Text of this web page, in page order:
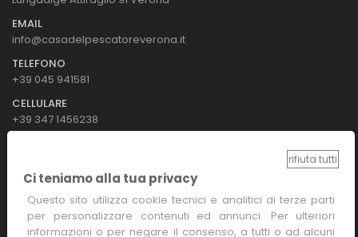
EMAIL
info@casadelpescatoreverona.it
TELEFONO
+39 045 941581
CELLULARE
+39 347 1456238
rifiuta tutti
Ci teniamo alla tua privacy
Questo sito utilizza cookie tecnici e analitici di terze parti
per personalizzare contenuti ed annunci. Per ulteriori
informazioni o per negare il consenso, a tutti o ad alcuni